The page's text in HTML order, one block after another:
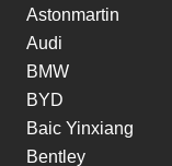
Astonmartin
Audi
BMW
BYD
Baic Yinxiang
Bentley